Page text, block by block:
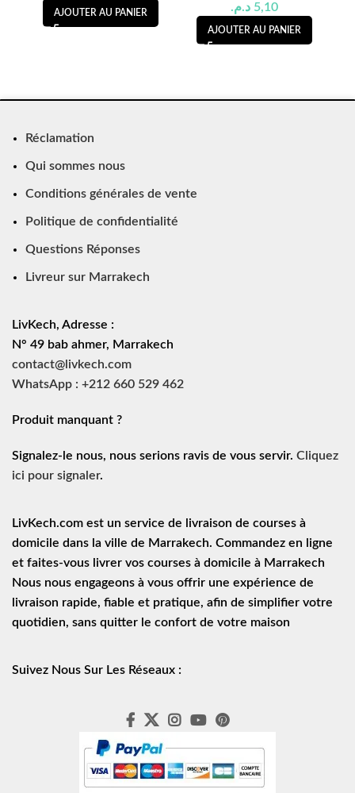
AJOUTER AU PANIER
5,10 د.م.
AJOUTER AU PANIER
Réclamation
Qui sommes nous
Conditions générales de vente
Politique de confidentialité
Questions Réponses
Livreur sur Marrakech
LivKech, Adresse :
N° 49 bab ahmer, Marrakech
contact@livkech.com
WhatsApp : +212 660 529 462
Produit manquant ?
Signalez-le nous, nous serions ravis de vous servir. Cliquez
ici pour signaler.
LivKech.com est un service de
livraison de courses à
domicile dans la ville de Marrakech. Commandez en ligne
et faites-vous livrer vos courses à domicile à Marrakech
Nous nous engageons à vous offrir une expérience de
livraison rapide, fiable et pratique, afin de simplifier votre
quotidien, sans quitter le confort de votre maison
Suivez Nous Sur Les Réseaux :